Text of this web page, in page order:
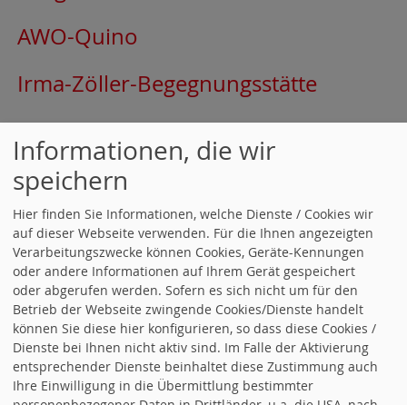
AWO-Quino
Irma-Zöller-Begegnungsstätte
AKTUELLE-ARTIKEL
27.01.2026 Tim Klüssendorf -
Sozialdemokratie im Dialog
18.04.2024 Elterncafe
11.02.2024 Mehr Sport in der
Günter-Klotz-Anlage
Informationen, die wir
speichern
Hier finden Sie Informationen, welche Dienste / Cookies wir
auf dieser Webseite verwenden. Für die Ihnen angezeigten
Verarbeitungszwecke können Cookies, Geräte-Kennungen
oder andere Informationen auf Ihrem Gerät gespeichert
oder abgerufen werden. Sofern es sich nicht um für den
Betrieb der Webseite zwingende Cookies/Dienste handelt
können Sie diese hier konfigurieren, so dass diese Cookies /
Dienste bei Ihnen nicht aktiv sind. Im Falle der Aktivierung
entsprechender Dienste beinhaltet diese Zustimmung auch
Ihre Einwilligung in die Übermittlung bestimmter